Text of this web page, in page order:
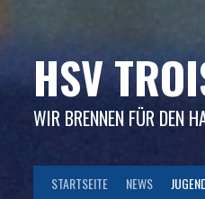
HSV
WIR BRENNEN FÜR DEN
STARTSEITE NEWS